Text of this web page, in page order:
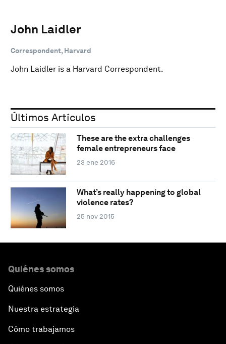
John Laidler
Correspondent, Harvard
John Laidler is a Harvard Correspondent.
Últimos Artículos
These are the extra challenges
female entrepreneurs face
23 ene 2016
What’s really happening to global
violence rates?
25 nov 2015
Quiénes somos
Quiénes somos
Nuestra estrategia
Cómo trabajamos